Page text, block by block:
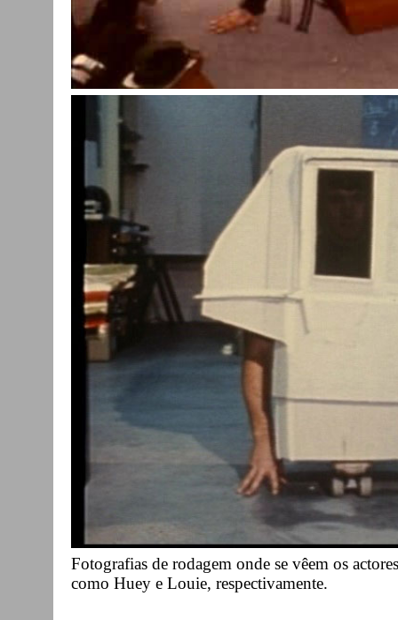
Fotografias de rodagem onde se vêem os
como Huey e Louie, respectivamente.